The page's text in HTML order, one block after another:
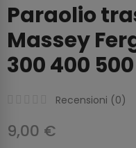
Paraolio
Massey
300 400 500
Recensioni (0)
9,00 €